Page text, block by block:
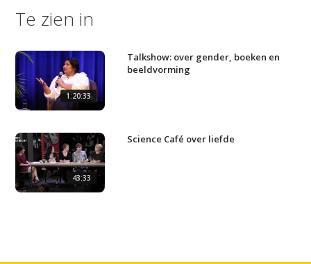
Video
Podcast
Contact
Te zien in
1:20:33
Talkshow: over gender, boeken en
beeldvorming
43:33
Science Café over liefde